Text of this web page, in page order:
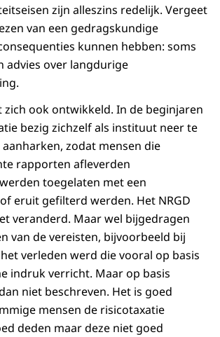
zijn alleszins redelijk. Vergeet
van een gedragskundige
kunnen hebben: soms
advies over langdurige
zich ook ontwikkeld. In de beginjaren
bezig zichzelf als instituut neer te
zodat mensen die
rapporten afleverden
toegelaten met een
eruit gefilterd werden. Het NRGD
veranderd. Maar wel bijgedragen
van de vereisten, bijvoorbeeld bij
verleden werd die vooral op basis
indruk verricht. Maar op basis
niet beschreven. Het is goed
mensen de risicotaxatie
deden maar deze niet goed